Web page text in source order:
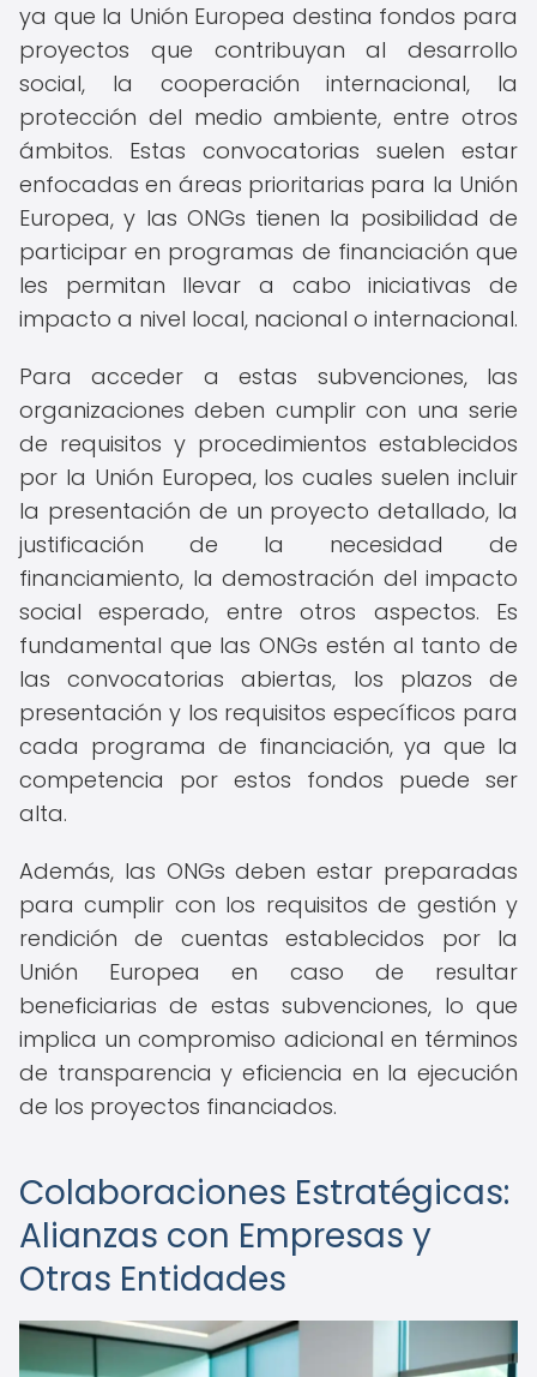
ya que la Unión Europea destina fondos para
proyectos que contribuyan al desarrollo
social, la cooperación internacional, la
protección del medio ambiente, entre otros
ámbitos. Estas convocatorias suelen estar
enfocadas en áreas prioritarias para la Unión
Europea, y las ONGs tienen la posibilidad de
participar en programas de financiación que
les permitan llevar a cabo iniciativas de
impacto a nivel local, nacional o internacional.
Para acceder a estas subvenciones, las
organizaciones deben cumplir con una serie
de requisitos y procedimientos establecidos
por la Unión Europea, los cuales suelen incluir
la presentación de un proyecto detallado, la
justificación de la necesidad de
financiamiento, la demostración del impacto
social esperado, entre otros aspectos. Es
fundamental que las ONGs estén al tanto de
las convocatorias abiertas, los plazos de
presentación y los requisitos específicos para
cada programa de financiación, ya que la
competencia por estos fondos puede ser
alta.
Además, las ONGs deben estar preparadas
para cumplir con los requisitos de gestión y
rendición de cuentas establecidos por la
Unión Europea en caso de resultar
beneficiarias de estas subvenciones, lo que
implica un compromiso adicional en términos
de transparencia y eficiencia en la ejecución
de los proyectos financiados.
Colaboraciones Estratégicas:
Alianzas con Empresas y
Otras Entidades